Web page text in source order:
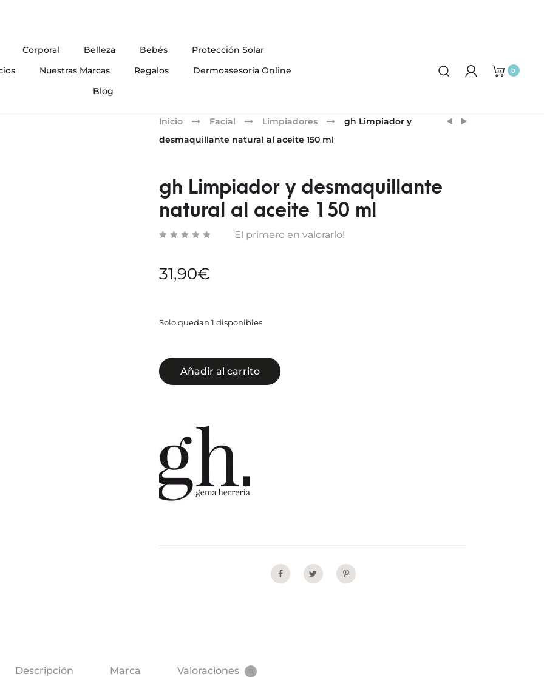
Corporal Belleza Bebés
Protección Solar
Nuestras Marcas Regalos
Dermoasesoría Online
Blog
0
Product
GH
ESTHEDERM
Inicio Facial Limpiadores
gh Limpiador y
desmaquillante natural al aceite 150 ml
gh Limpiador y desmaquillante
natural al aceite 150 ml
El primero en valorarlo!
31,90€
Solo quedan 1 disponibles
Añadir al carrito
Share
Descripción Marca Valoraciones